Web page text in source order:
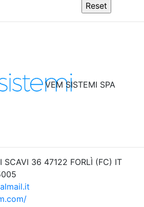
VEM SISTEMI SPA
SCAVI 36 47122 FORLÌ (FC) IT